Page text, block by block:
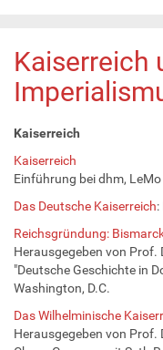
Kaiserreich
Kaiserreich
Kaiserreich
Einführung bei dhm, LeMo
Das Deutsche Kaiserreich:
Reichsgründung:
Herausgegeben von Prof.
"Deutsche Geschichte in
Washington, D.C.
Das Wilhelminische
Herausgegeben von Prof.